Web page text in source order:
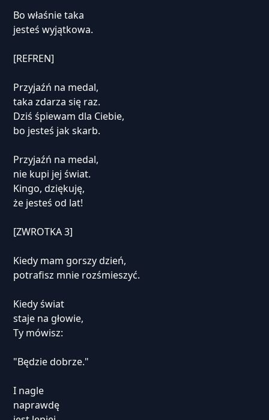
Bo właśnie taka
jesteś wyjątkowa.
[REFREN]
Przyjaźń na medal,
taka zdarza się raz.
Dziś śpiewam dla Ciebie,
bo jesteś jak skarb.
Przyjaźń na medal,
nie kupi jej świat.
Kingo, dziękuję,
że jesteś od lat!
[ZWROTKA 3]
Kiedy mam gorszy dzień,
potrafisz mnie rozśmieszyć.
Kiedy świat
staje na głowie,
Ty mówisz:
"Będzie dobrze."
I nagle
naprawdę